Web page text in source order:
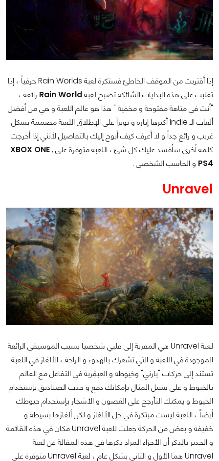
إذا أقتربت من الموقف الخاطئ فستكرة لعبة Rain Worlds حرفياً ، إذا
تغلبت على هذه البدايات الشائكة تصبح لعبةRain World رائعة ،
"أنت في متاهة مفتوحة و مخفية " هذا هو عالم اللعبة و هي من أفضل
ألعاب الـ Indie أكثرها إثارة و توتراً على الإطلاق اللعبة مصممة بشكل
غريب و رائع جداً و لا أعرف كيف أبوح إليك بالتفاصيل لأنني إذا أخرجت
كلمة أخرى سأفسد عليك كل شئ ، اللعبة متوفرة على XBOX ONE,
PS4 و الحاسب الشخصي .
Unravel
لعبة Unravel هي المقربة إلى قلبي شخصياً بسبب الموسيقى الرائعة
الموجودة في اللعبة و التي تشعرك بالهدوء و الراحة ، الألغاز في اللعبة
تستند إلى حركات "يارني" وخيوطه و العبقرية في التفاعل مع العالم
بالخيوط و على سبيل المثال بإمكانك دفع و جذب الصناديق بإستخدام
الخيوط و يمكنك التأرجح على الغصون و الأشجار بإستخدام خيوطك
أيضاً ، اللعبة ليست مبتكرة في حل الألغاز و لكن ألغازها بسيطة و
خفيفة و بعض من الحركة جعلت للعبة Unravel مكان في هذه القائمة
و الجدير بالذكر أن الأجزاء المراد ذكرها في هذه المقالة عن لعبة
Unravel هما الأول و الثاني بشكل عام ، لعبة Unravel متوفرة على